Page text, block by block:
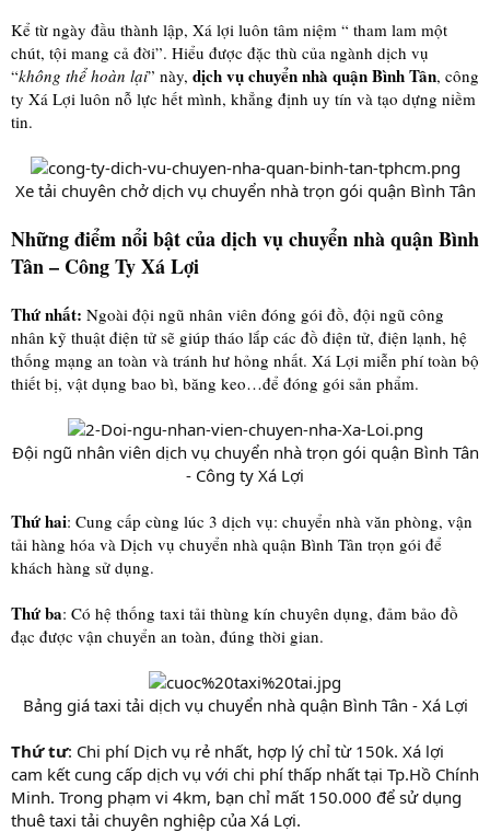
Kể từ ngày đầu thành lập, Xá lợi luôn tâm niệm “ tham lam một
chút, tội mang cả đời”. Hiểu được đặc thù của ngành dịch vụ
“không thể hoàn lại” này, dịch vụ chuyển nhà quận Bình Tân, công
ty Xá Lợi luôn nỗ lực hết mình, khẳng định uy tín và tạo dựng niềm
tin.
Xe tải chuyên chở dịch vụ chuyển nhà trọn gói quận Bình Tân​
Những điểm nổi bật của dịch vụ chuyển nhà quận Bình
Tân – Công Ty Xá Lợi
Thứ nhất: Ngoài đội ngũ nhân viên đóng gói đồ, đội ngũ công
nhân kỹ thuật điện tử sẽ giúp tháo lắp các đồ điện tử, điện lạnh, hệ
thống mạng an toàn và tránh hư hỏng nhất. Xá Lợi miễn phí toàn bộ
thiết bị, vật dụng bao bì, băng keo…để đóng gói sản phẩm.
Đội ngũ nhân viên dịch vụ chuyển nhà trọn gói quận Bình Tân
- Công ty Xá Lợi​
Thứ hai: Cung cấp cùng lúc 3 dịch vụ: chuyển nhà văn phòng, vận
tải hàng hóa và Dịch vụ chuyển nhà quận Bình Tân trọn gói để
khách hàng sử dụng.
Thứ ba: Có hệ thống taxi tải thùng kín chuyên dụng, đảm bảo đồ
đạc được vận chuyển an toàn, đúng thời gian.
Bảng giá taxi tải dịch vụ chuyển nhà quận Bình Tân - Xá Lợi
Thứ tư: Chi phí Dịch vụ rẻ nhất, hợp lý chỉ từ 150k. Xá lợi
cam kết cung cấp dịch vụ với chi phí thấp nhất tại Tp.Hồ Chính
Minh. Trong phạm vi 4km, bạn chỉ mất 150.000 để sử dụng
thuê taxi tải chuyên nghiệp của Xá Lợi.